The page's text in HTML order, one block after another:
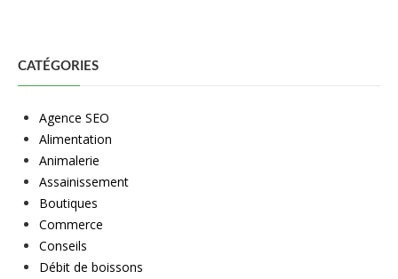
CATÉGORIES
Agence SEO
Alimentation
Animalerie
Assainissement
Boutiques
Commerce
Conseils
Débit de boissons